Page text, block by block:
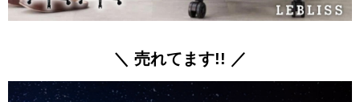
＼ 売れてます!! ／